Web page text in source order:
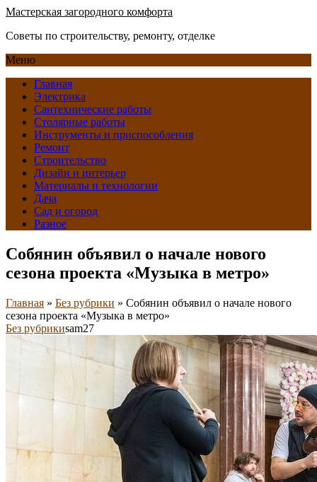
Мастерская загородного комфорта
Советы по строительству, ремонту, отделке
Меню
Главная
Электрика
Сантехнические работы
Столярные работы
Инструменты и приспособления
Ремонт
Строительство
Дизайн и интерьер
Материалы и технологии
Дача
Сад и огород
Разное
Собянин объявил о начале нового
сезона проекта «Музыка в метро»
Главная » Без рубрики » Собянин объявил о начале нового
сезона проекта «Музыка в метро»
Без рубрикиsam27